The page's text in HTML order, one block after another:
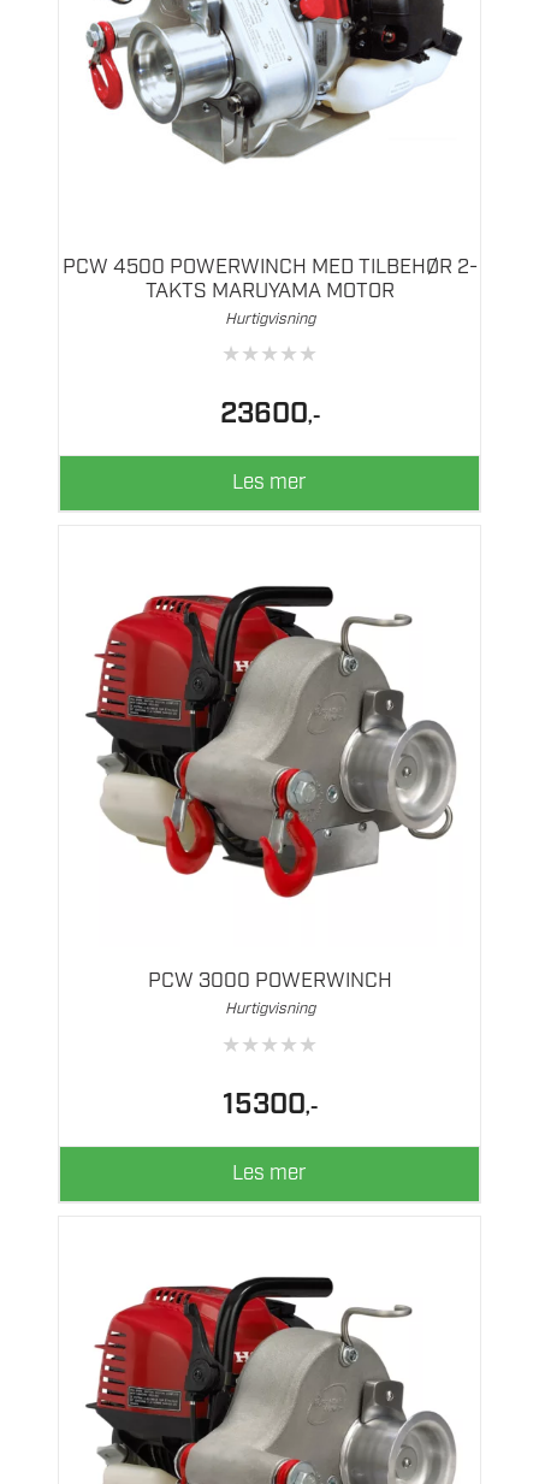
PCW 4500 POWERWINCH MED TILBEHØR 2-
TAKTS MARUYAMA MOTOR
Hurtigvisning
★★★★★
23600,-
Les mer
PCW 3000 POWERWINCH
Hurtigvisning
★★★★★
15300,-
Les mer